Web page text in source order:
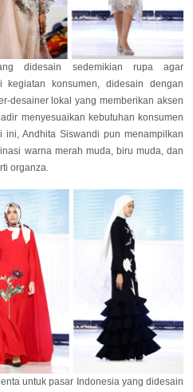
didesain sedemikian rupa agar
kegiatan konsumen, didesain dengan
desainer lokal yang memberikan aksen
menyesuaikan kebutuhan konsumen
ini, Andhita Siswandi pun menampilkan
warna merah muda, biru muda, dan
organza.
untuk pasar Indonesia yang didesain